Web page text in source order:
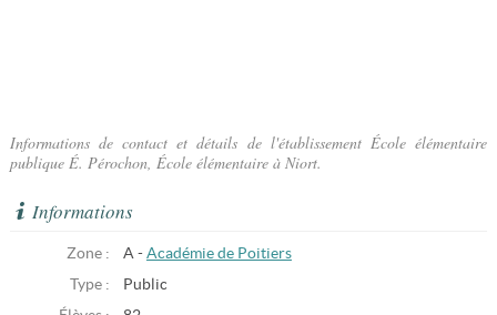
Informations de contact et détails de l'établissement École élémentaire
publique É. Pérochon, École élémentaire à Niort.
Informations
Zone : A - Académie de Poitiers
Type :
Public